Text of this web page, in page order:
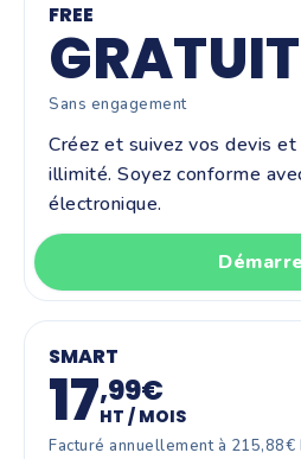
FREE
GRATUIT
Sans engagement
Créez et suivez vos devis
illimité. Soyez conforme
électronique.
SMART
17,99€
HT / MOIS
Facturé annuellement à 215,88€